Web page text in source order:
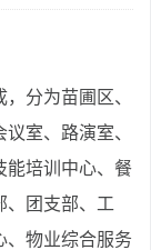
分为苗圃区、
室、路演室、
能培训中心、餐
、团支部、工
、物业综合服务